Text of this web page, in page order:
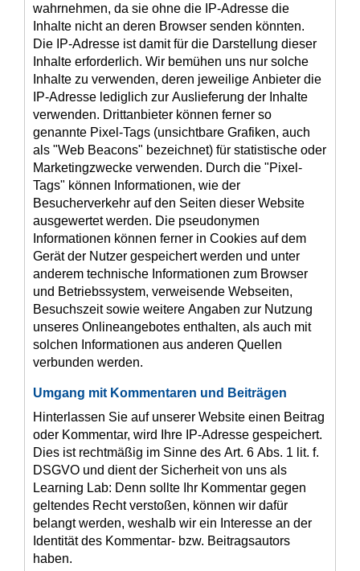
wahrnehmen, da sie ohne die IP-Adresse die
Inhalte nicht an deren Browser senden könnten.
Die IP-Adresse ist damit für die Darstellung dieser
Inhalte erforderlich. Wir bemühen uns nur solche
Inhalte zu verwenden, deren jeweilige Anbieter die
IP-Adresse lediglich zur Auslieferung der Inhalte
verwenden. Drittanbieter können ferner so
genannte Pixel-Tags (unsichtbare Grafiken, auch
als "Web Beacons" bezeichnet) für statistische oder
Marketingzwecke verwenden. Durch die "Pixel-
Tags" können Informationen, wie der
Besucherverkehr auf den Seiten dieser Website
ausgewertet werden. Die pseudonymen
Informationen können ferner in Cookies auf dem
Gerät der Nutzer gespeichert werden und unter
anderem technische Informationen zum Browser
und Betriebssystem, verweisende Webseiten,
Besuchszeit sowie weitere Angaben zur Nutzung
unseres Onlineangebotes enthalten, als auch mit
solchen Informationen aus anderen Quellen
verbunden werden.
Umgang mit Kommentaren und Beiträgen
Hinterlassen Sie auf unserer Website einen Beitrag
oder Kommentar, wird Ihre IP-Adresse gespeichert.
Dies ist rechtmäßig im Sinne des Art. 6 Abs. 1 lit. f.
DSGVO und dient der Sicherheit von uns als
Learning Lab: Denn sollte Ihr Kommentar gegen
geltendes Recht verstoßen, können wir dafür
belangt werden, weshalb wir ein Interesse an der
Identität des Kommentar- bzw. Beitragsautors
haben.